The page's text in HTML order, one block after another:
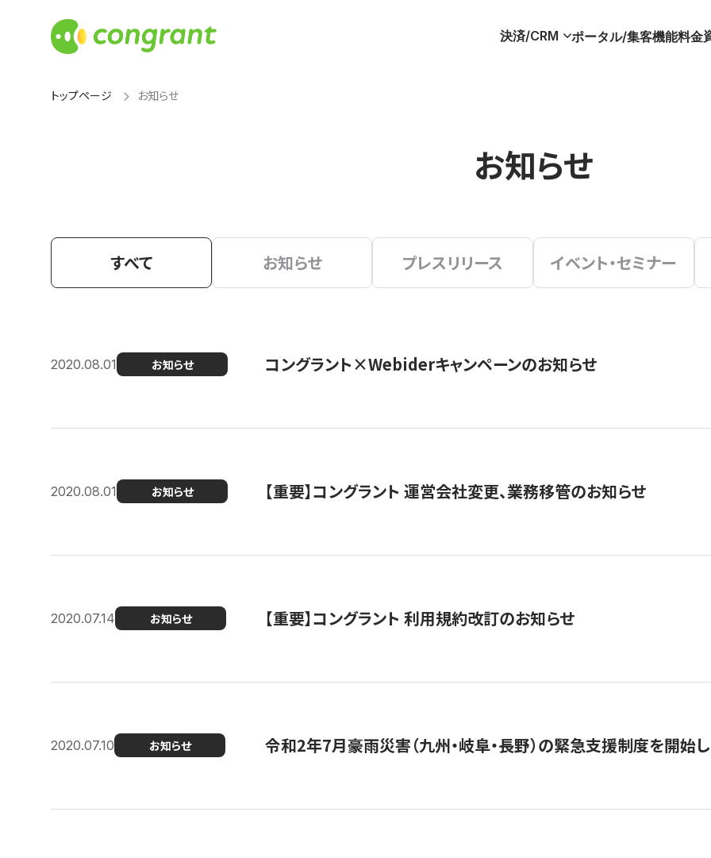
決済/CRM ポータル/集客機能料金
トップページ お知らせ
お知らせ
すべて お知らせ プレスリリース イベント・セミナー
2020.08.01 お知らせ コングラント×Webiderキャンペーンのお知らせ
2020.08.01 お知らせ 【重要】コングラント 運営会社変更、業務移管のお知らせ
2020.07.14 お知らせ 【重要】コングラント 利用規約改訂のお知らせ
2020.07.10 お知らせ 令和2年7月豪雨災害（九州・岐阜・長野）の緊急支援制度を開始